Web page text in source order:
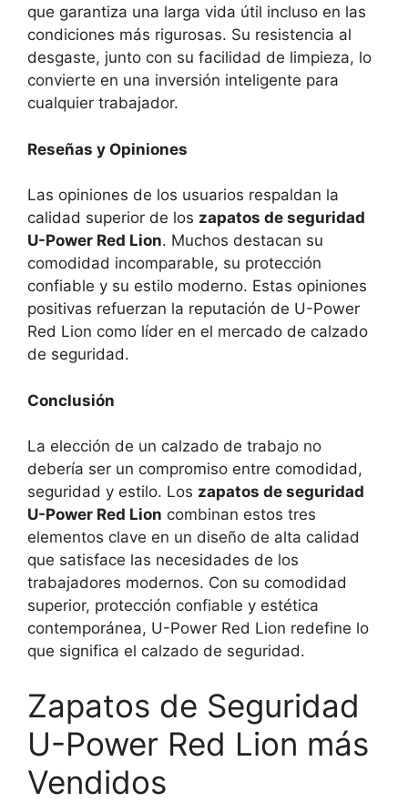
que garantiza una larga vida útil incluso en las
condiciones más rigurosas. Su resistencia al
desgaste, junto con su facilidad de limpieza, lo
convierte en una inversión inteligente para
cualquier trabajador.
Reseñas y Opiniones
Las opiniones de los usuarios respaldan la
calidad superior de los zapatos de seguridad
U-Power Red Lion. Muchos destacan su
comodidad incomparable, su protección
confiable y su estilo moderno. Estas opiniones
positivas refuerzan la reputación de U-Power
Red Lion como líder en el mercado de calzado
de seguridad.
Conclusión
La elección de un calzado de trabajo no
debería ser un compromiso entre comodidad,
seguridad y estilo. Los zapatos de seguridad
U-Power Red Lion combinan estos tres
elementos clave en un diseño de alta calidad
que satisface las necesidades de los
trabajadores modernos. Con su comodidad
superior, protección confiable y estética
contemporánea, U-Power Red Lion redefine lo
que significa el calzado de seguridad.
Zapatos de Seguridad
U-Power Red Lion más
Vendidos